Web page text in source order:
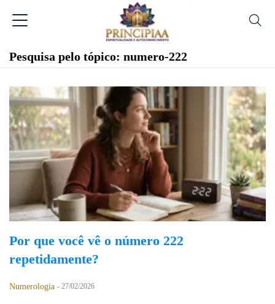
Pesquisa pelo tópico: numero-222
Por que você vê o número 222
repetidamente?
Numerologia - 27/02/2026